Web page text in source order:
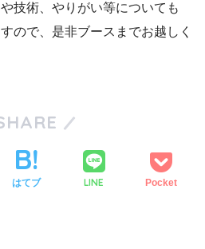
技術、やりがい等についても
ので、是非ブースまでお越しく
はてブ LINE Pocket